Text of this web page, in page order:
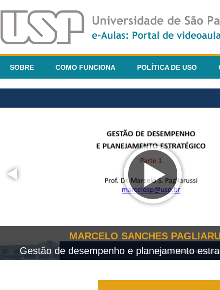
SOBRE COMO FUNCIONA POLÍTICA DE USO
MARCELO SANCHES
Gestão de desempenho e planejamento